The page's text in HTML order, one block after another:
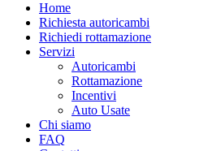
Home
Richiesta autoricambi
Richiedi rottamazione
Servizi
Autoricambi
Rottamazione
Incentivi
Auto Usate
Chi siamo
FAQ